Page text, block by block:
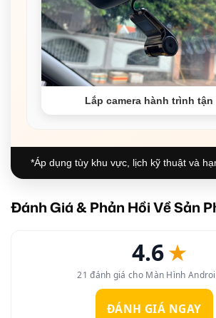
Lắp camera hành trình tận
*Áp dụng tùy khu vực, lịch kỹ thuật và
Đánh Giá & Phản Hồi Về Sản
4.6★
21 đánh giá cho Màn Hình
ĐÁNH GIÁ NGAY